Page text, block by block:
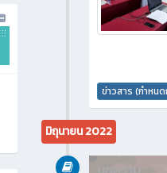
ข่าวสาร (กำหนด
มิถุนายน 2022